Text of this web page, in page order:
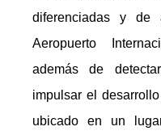
diferenciadas y de
Aeropuerto
además de
impulsar el
ubicado en un